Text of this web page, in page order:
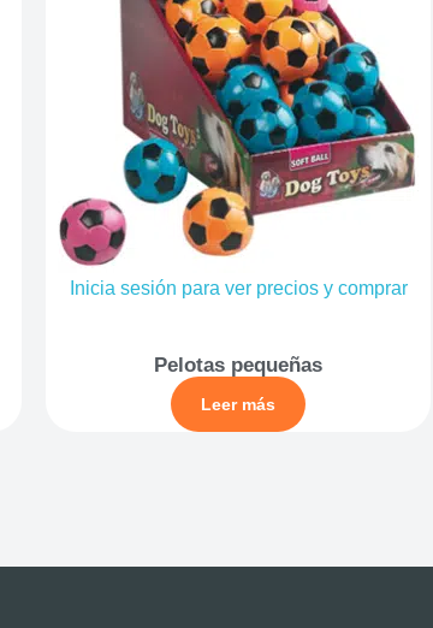
Inicia sesión para ver precios y comprar
Pelotas pequeñas
Leer más